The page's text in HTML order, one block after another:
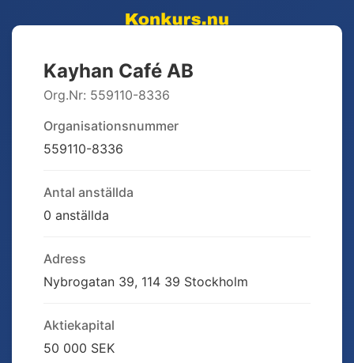
Kayhan Café AB
Org.Nr: 559110-8336
Organisationsnummer
559110-8336
Antal anställda
0 anställda
Adress
Nybrogatan 39, 114 39 Stockholm
Aktiekapital
50 000 SEK